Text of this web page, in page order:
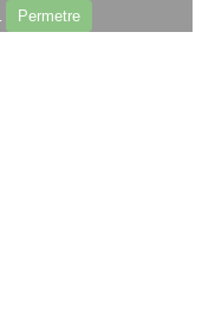
Permetre